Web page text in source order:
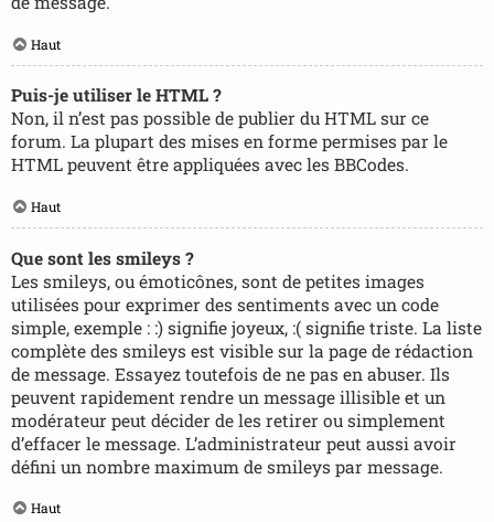
Haut
Puis-je utiliser le HTML ?
Non, il n’est pas possible de publier du HTML sur ce
forum. La plupart des mises en forme permises par le
HTML peuvent être appliquées avec les BBCodes.
Haut
Que sont les smileys ?
Les smileys, ou émoticônes, sont de petites images
utilisées pour exprimer des sentiments avec un code
simple, exemple : :) signifie joyeux, :( signifie triste. La liste
complète des smileys est visible sur la page de rédaction
de message. Essayez toutefois de ne pas en abuser. Ils
peuvent rapidement rendre un message illisible et un
modérateur peut décider de les retirer ou simplement
d’effacer le message. L’administrateur peut aussi avoir
défini un nombre maximum de smileys par message.
Haut